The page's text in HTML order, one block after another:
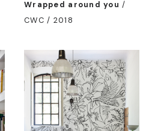
Wrapped around you /
CWC / 2018